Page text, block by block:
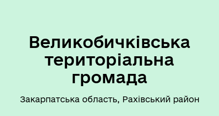
Великобичківська
територіальна
громада
Закарпатська область, Рахівський район